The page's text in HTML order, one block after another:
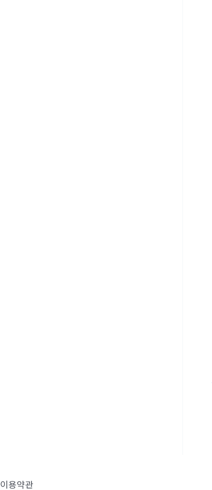
이용약관